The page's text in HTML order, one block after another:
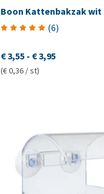
Boon Kattenbakzak wit
(6)
€ 3,55- € 3,95
(€ 0,36 / st)